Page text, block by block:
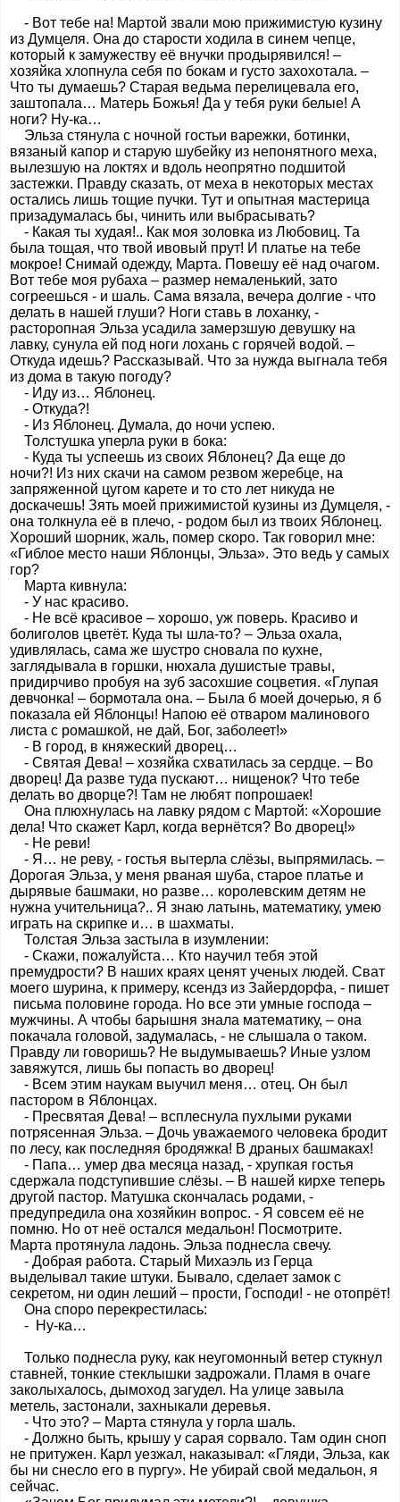
- Вот тебе на! Мартой звали мою прижимистую кузину
из Думцеля. Она до старости ходила в синем чепце,
который к замужеству её внучки продырявился! –
хозяйка хлопнула себя по бокам и густо захохотала. –
Что ты думаешь? Старая ведьма перелицевала его,
заштопала… Матерь Божья! Да у тебя руки белые! А
ноги? Ну-ка…
Эльза стянула с ночной гостьи варежки, ботинки,
вязаный капор и старую шубейку из непонятного меха,
вылезшую на локтях и вдоль неопрятно подшитой
застежки. Правду сказать, от меха в некоторых местах
остались лишь тощие пучки. Тут и опытная мастерица
призадумалась бы, чинить или выбрасывать?
- Какая ты худая!.. Как моя золовка из Любовиц. Та
была тощая, что твой ивовый прут! И платье на тебе
мокрое! Снимай одежду, Марта. Повешу её над очагом.
Вот тебе моя рубаха – размер немаленький, зато
согреешься - и шаль. Сама вязала, вечера долгие - что
делать в нашей глуши? Ноги ставь в лоханку, -
расторопная Эльза усадила замерзшую девушку на
лавку, сунула ей под ноги лохань с горячей водой. –
Откуда идешь? Рассказывай. Что за нужда выгнала тебя
из дома в такую погоду?
- Иду из… Яблонец.
- Откуда?!
- Из Яблонец. Думала, до ночи успею.
Толстушка уперла руки в бока:
- Куда ты успеешь из своих Яблонец? Да еще до
ночи?! Из них скачи на самом резвом жеребце, на
запряженной цугом карете и то сто лет никуда не
доскачешь! Зять моей прижимистой кузины из Думцеля, -
она толкнула её в плечо, - родом был из твоих Яблонец.
Хороший шорник, жаль, помер скоро. Так говорил мне:
«Гиблое место наши Яблонцы, Эльза». Это ведь у самых
гор?
Марта кивнула:
- У нас красиво.
- Не всё красивое – хорошо, уж поверь. Красиво и
болиголов цветёт. Куда ты шла-то? – Эльза охала,
удивлялась, сама же шустро сновала по кухне,
заглядывала в горшки, нюхала душистые травы,
придирчиво пробуя на зуб засохшие соцветия. «Глупая
девчонка! – бормотала она. – Была б моей дочерью, я б
показала ей Яблонцы! Напою её отваром малинового
листа с ромашкой, не дай, Бог, заболеет!»
- В город, в княжеский дворец…
- Святая Дева! – хозяйка схватилась за сердце. – Во
дворец! Да разве туда пускают… нищенок? Что тебе
делать во дворце?! Там не любят попрошаек!
Она плюхнулась на лавку рядом с Мартой: «Хорошие
дела! Что скажет Карл, когда вернётся? Во дворец!»
- Не реви!
- Я… не реву, - гостья вытерла слёзы, выпрямилась. –
Дорогая Эльза, у меня рваная шуба, старое платье и
дырявые башмаки, но разве… королевским детям не
нужна учительница?.. Я знаю латынь, математику, умею
играть на скрипке и… в шахматы.
Толстая Эльза застыла в изумлении:
- Скажи, пожалуйста… Кто научил тебя этой
премудрости? В наших краях ценят ученых людей. Сват
моего шурина, к примеру, ксендз из Зайердорфа, - пишет
письма половине города. Но все эти умные господа –
мужчины. А чтобы барышня знала математику, – она
покачала головой, задумалась, - не слышала о таком.
Правду ли говоришь? Не выдумываешь? Иные узлом
завяжутся, лишь бы попасть во дворец!
- Всем этим наукам выучил меня… отец. Он был
пастором в Яблонцах.
- Пресвятая Дева! – всплеснула пухлыми руками
потрясенная Эльза. – Дочь уважаемого человека бродит
по лесу, как последняя бродяжка! В драных башмаках!
- Папа… умер два месяца назад, - хрупкая гостья
сдержала подступившие слёзы. – В нашей кирхе теперь
другой пастор. Матушка скончалась родами, -
предупредила она хозяйкин вопрос. - Я совсем её не
помню. Но от неё остался медальон! Посмотрите.
Марта протянула ладонь. Эльза поднесла свечу.
- Добрая работа. Старый Михаэль из Герца
выделывал такие штуки. Бывало, сделает замок с
секретом, ни один леший – прости, Господи! - не отопрёт!
Она споро перекрестилась:
- Ну-ка…
Только поднесла руку, как неугомонный ветер стукнул
ставней, тонкие стеклышки задрожали. Пламя в очаге
заколыхалось, дымоход загудел. На улице завыла
метель, застонали, захныкали деревья.
- Что это? – Марта стянула у горла шаль.
- Должно быть, крышу у сарая сорвало. Там один сноп
не притужен. Карл уезжал, наказывал: «Гляди, Эльза, как
бы ни снесло его в пургу». Не убирай свой медальон, я
сейчас.